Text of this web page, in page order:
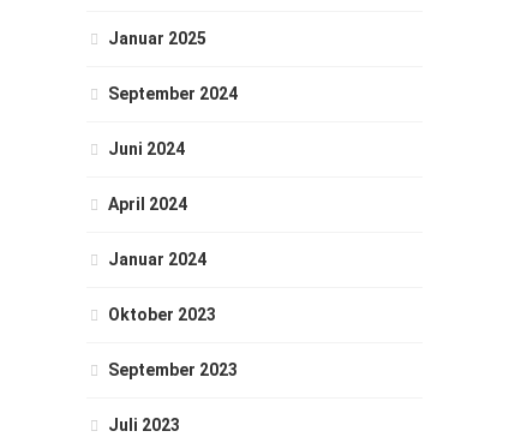
Januar 2025
September 2024
Juni 2024
April 2024
Januar 2024
Oktober 2023
September 2023
Juli 2023